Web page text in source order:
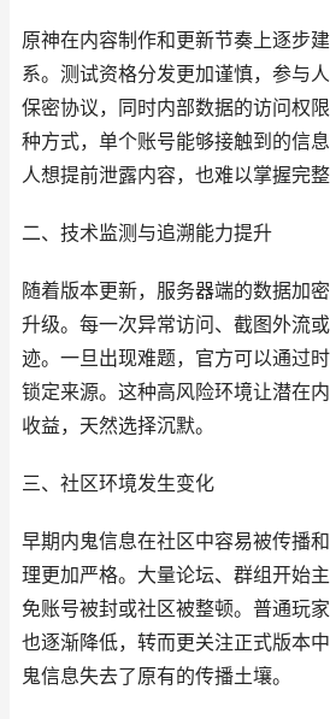
原神在内容制作和更新节奏上逐步
系。测试资格分发更加谨慎，参与
保密协议，同时内部数据的访问权
种方式，单个账号能够接触到的信
人想提前泄露内容，也难以掌握完整
二、技术监测与追溯能力提升
随着版本更新，服务器端的数据加
升级。每一次异常访问、截图外流
迹。一旦出现难题，官方可以通过
锁定来源。这种高风险环境让潜在
收益，天然选择沉默。
三、社区环境发生变化
早期内鬼信息在社区中容易被传播
理更加严格。大量论坛、群组开始
免账号被封或社区被整顿。普通玩
也逐渐降低，转而更关注正式版本
鬼信息失去了原有的传播土壤。